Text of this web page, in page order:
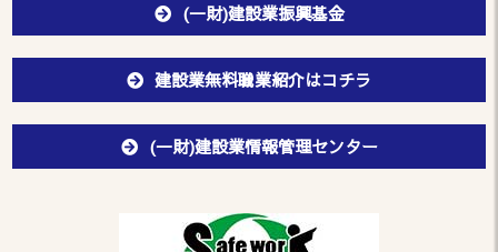
(一財)建設業振興基金
建設業無料職業紹介はコチラ
(一財)建設業情報管理センター